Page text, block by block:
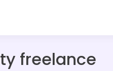
freelance